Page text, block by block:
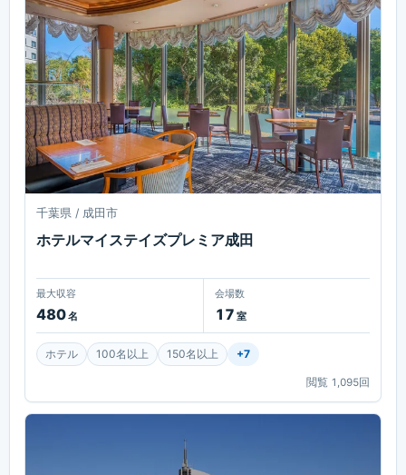
千葉県 / 成田市
ホテルマイステイズプレミア成田
最大収容
480名
会場数
17 室
ホテル 100名以上 150名以上 +7
閲覧 1,095回